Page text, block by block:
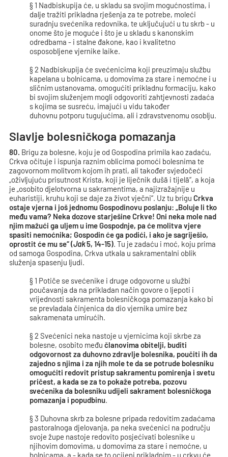
§ 1 Nadbiskupija će, u skladu sa svojim mogućnostima, i
dalje tražiti prikladna rješenja za te potrebe, moleći
suradnju svećenika redovnika, te uključujući u tu skrb - u
onome što je moguće i što je u skladu s kanonskim
odredbama - i stalne đakone, kao i kvalitetno
osposobljene vjernike laike.
§ 2 Nadbiskupija će svećenicima koji preuzimaju službu
kapelana u bolnicama, u domovima za stare i nemoćne i u
sličnim ustanovama, omogućiti prikladnu formaciju, kako
bi svojim služenjem mogli odgovoriti zahtjevnosti zadaća
s kojima se susreću, imajući u vidu također
duhovnu potporu tugujućima, ali i zdravstvenomu osoblju.
Slavlje bolesničkoga pomazanja
80. Brigu za bolesne, koju je od Gospodina primila kao zadaću,
Crkva očituje i ispunja raznim oblicima pomoći bolesnima te
zagovornom molitvom kojom ih prati, ali također svjedočeći
„oživljujuću prisutnost Krista, koji je liječnik dušā i tijelā“, a koja
je „osobito djelotvorna u sakramentima, a najizražajnije u
euharistiji, kruhu koji se daje za život vječni“. Uz tu brigu Crkva
ostaje vjerna i još jednomu Gospodinovu poslanju:„Boluje li tko
među vama? Neka dozove starješine Crkve! Oni neka mole nad
njim mažući ga uljem u ime Gospodnje, pa će molitva vjere
spasiti nemoćnika; Gospodin će ga podići, i ako je sagriješio,
oprostit će mu se“ (Jak5, 14-15). Tu je zadaću i moć, koju prima
od samoga Gospodina, Crkva utkala u sakramentalni oblik
služenja spasenju ljudi.
§ 1 Potiče se svećenike i druge odgovorne u službi
poučavanja da na prikladan način govore o ljepoti i
vrijednosti sakramenta bolesničkoga pomazanja kako bi
se prevladala činjenica da dio vjernika umire bez
sakramenata umirućih.
§ 2 Svećenici neka nastoje u vjernicima koji skrbe za
bolesne, osobito međučlanovima obitelji, buditi
odgovornost za duhovno zdravlje bolesnika, poučiti ih da
zajedno s njima i za njih mole te da se potrude bolesniku
omogućiti redovit pristup sakramentu pomirenja i svetu
pričest, a kada se za to pokaže potreba, pozovu
svećenika da bolesniku udijeli sakrament bolesničkoga
pomazanja i popudbinu.
§ 3 Duhovna skrb za bolesne pripada redovitim zadaćama
pastoralnoga djelovanja, pa neka svećenici na području
svoje župe nastoje redovito posjećivati bolesnike u
njihovim domovima, u domovima za stare i nemoćne, u